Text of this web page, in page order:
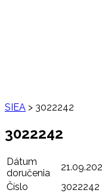
SIEA > 3022242
3022242
Dátum
doručenia
Číslo
3022242